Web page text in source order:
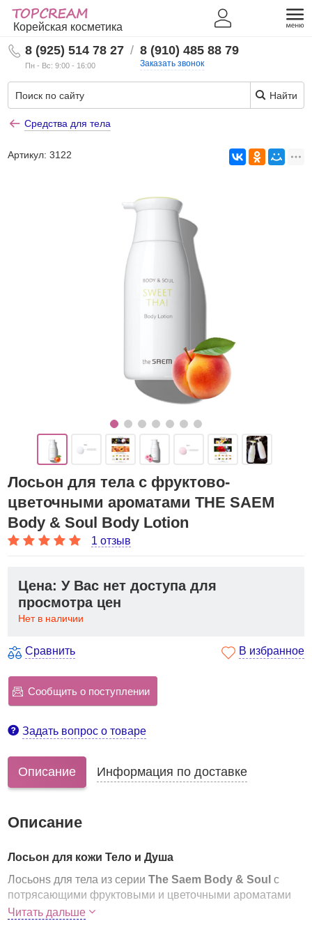
Корейская косметика
8 (925) 514 78 27
Пн - Вс: 9:00 - 16:00
/ 8 (910) 485 88 79
Заказать звонок
Найти
Средства для тела
Артикул:3122
Лосьон для тела с фруктово-
цветочными ароматами THE SAEM
Body & Soul Body Lotion
1 отзыв
Цена: У Вас нет доступа для
просмотра цен
Нет в наличии
Сравнить В избранное
Сообщить о поступлении
Задать вопрос о товаре
Описание Информация по доставке
Описание
Лосьон для кожи Тело и Душа
Лосьонs для тела из серииThe Saem Body & Soul с
потрясающими фруктовыми и цветочными ароматами
прекрасно увлажняют кожу и дарят её приятное
Читать дальше